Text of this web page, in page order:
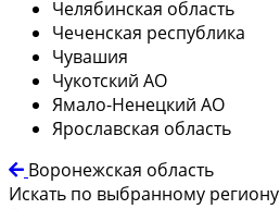
Челябинская область
Чеченская республика
Чувашия
Чукотский АО
Ямало-Ненецкий АО
Ярославская область
Воронежская область
Искать по выбранному региону